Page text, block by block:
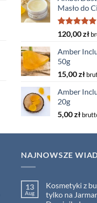
Masło do
Rated5.00
out of 5
120,00zł
Amber
50g
15,00zł
Amber
20g
5,00zł
NAJNOWSZE
13
Aug
Kosmetyki z
tylko na